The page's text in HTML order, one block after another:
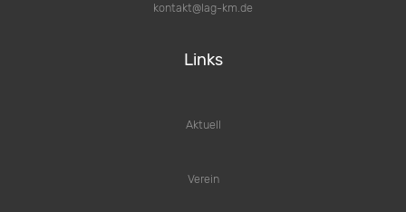
kontakt@lag-km.de
Links
Aktuell
Verein